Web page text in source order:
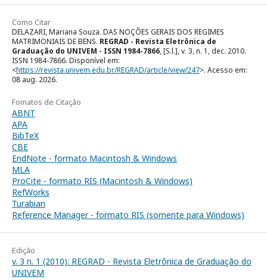
Como Citar
DELAZARI, Mariana Souza. DAS NOÇÕES GERAIS DOS REGIMES
MATRIMONIAIS DE BENS. REGRAD - Revista Eletrônica de
Graduação do UNIVEM - ISSN 1984-7866, [S.l.], v. 3, n. 1, dec. 2010.
ISSN 1984-7866. Disponível em:
<https://revista.univem.edu.br/REGRAD/article/view/247>. Acesso em:
08 aug. 2026.
Fomatos de Citação
ABNT
APA
BibTeX
CBE
EndNote - formato Macintosh & Windows
MLA
ProCite - formato RIS (Macintosh & Windows)
RefWorks
Turabian
Reference Manager - formato RIS (somente para Windows)
Edição
v. 3 n. 1 (2010): REGRAD - Revista Eletrônica de Graduação do
UNIVEM